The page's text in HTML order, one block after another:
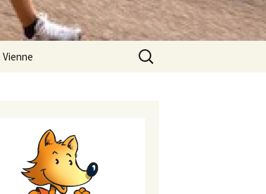
Vienne
Rechercher :